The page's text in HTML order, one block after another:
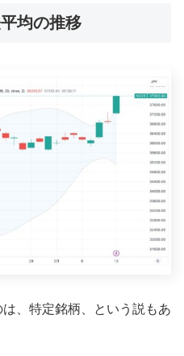
均の推移
、特定銘柄、という説もあ